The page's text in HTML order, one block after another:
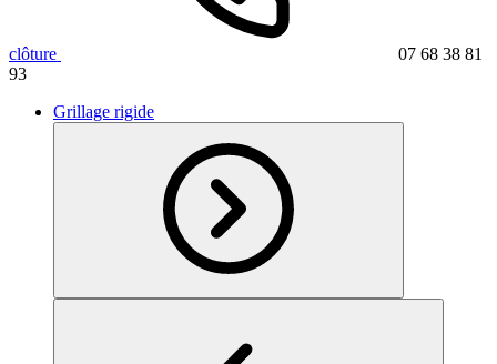
clôture
07 68 38 81
93
Grillage rigide